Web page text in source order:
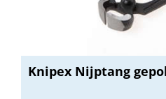
Knipex Nijptang